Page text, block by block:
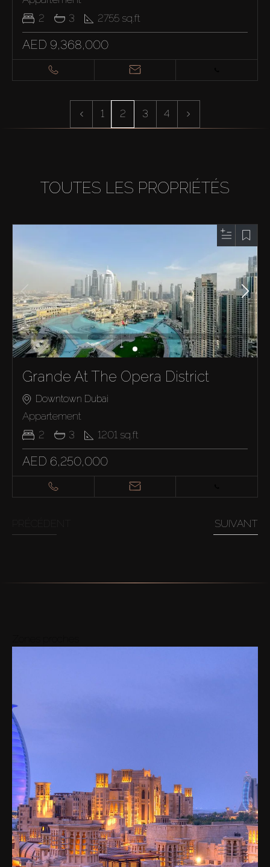
2
3 2755 sq.ft
AED 9,368,000
1 2 3 4
TOUTES LES PROPRIÉTÉS
Grande At The Opera District
Downtown Dubai
Appartement
2
3 1201 sq.ft
AED 6,250,000
SUIVANT